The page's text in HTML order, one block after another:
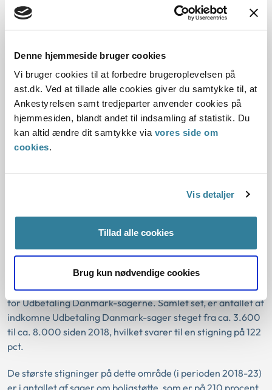
Denne hjemmeside bruger cookies
Vi bruger cookies til at forbedre brugeroplevelsen på
ast.dk. Ved at tillade alle cookies giver du samtykke til, at
Ankestyrelsen samt tredjeparter anvender cookies på
hjemmesiden, blandt andet til indsamling af statistik. Du
kan altid ændre dit samtykke via vores side om
cookies.
Vis detaljer
Tillad alle cookies
Brug kun nødvendige cookies
Udviklingen i antallet af indkomne sager om
tvangsmæssige anbringelser har stort set været stødt
Ankestyrelsen modtaget ca. 39 procent flere sager end i
2018.
Underretningssager er sager, hvor borgere kan henvende
sig til Ankestyrelsen om deres bekymring om et barns eller
en ungs trivsel. Her har udviklingen i indkomne sager
varieret, men stigningen er dog alligevel på 30 procent i
Sager fra Udbetaling Danmark og
sygedagpengesager
forsørgelsesydelser – fx sygedagpenge og ydelser, der
udbetales af Udbetaling Danmark – som har haft den
største stigning siden 2018. Stigningerne er især sket inden
for Udbetaling Danmark-sagerne. Samlet set, er antallet af
indkomne Udbetaling Danmark-sager steget fra ca. 3.600
til ca. 8.000 siden 2018, hvilket svarer til en stigning på 122
pct.
De største stigninger på dette område (i perioden 2018-23)
er i antallet af sager om boligstøtte, som er på 210 procent,